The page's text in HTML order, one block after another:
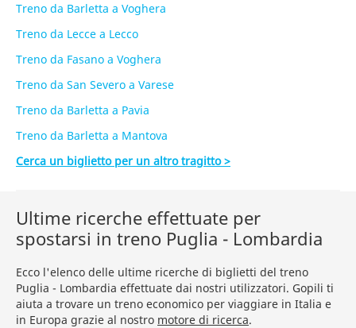
Treno da Barletta a Voghera
Treno da Lecce a Lecco
Treno da Fasano a Voghera
Treno da San Severo a Varese
Treno da Barletta a Pavia
Treno da Barletta a Mantova
Cerca un biglietto per un altro tragitto >
Ultime ricerche effettuate per
spostarsi in treno Puglia - Lombardia
Ecco l'elenco delle ultime ricerche di biglietti del treno
Puglia - Lombardia effettuate dai nostri utilizzatori. Gopili ti
aiuta a trovare un treno economico per viaggiare in Italia e
in Europa grazie al nostro motore di ricerca.